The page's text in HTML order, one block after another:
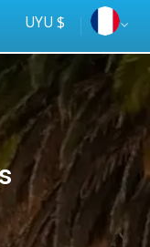
UYU $